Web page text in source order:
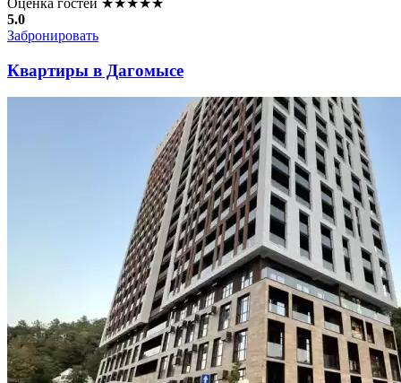
Оценка гостей ★★★★★
5.0
Забронировать
Квартиры в Дагомысе